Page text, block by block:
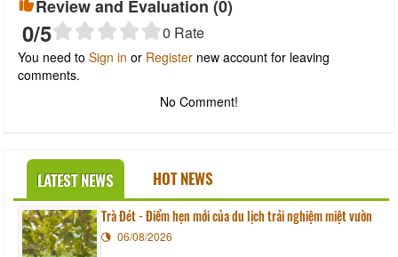
Review and Evaluation (0)
0/5 0 Rate
You need to Sign in or Register new account for leaving
comments.
No Comment!
LATEST NEWS HOT NEWS
Trà Đét - Điểm hẹn mới của du lịch trải nghiệm miệt vườn
06/08/2026